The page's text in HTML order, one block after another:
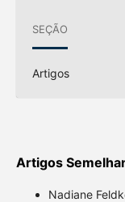
SEÇÃO
Artigos
Artigos
Nadiane